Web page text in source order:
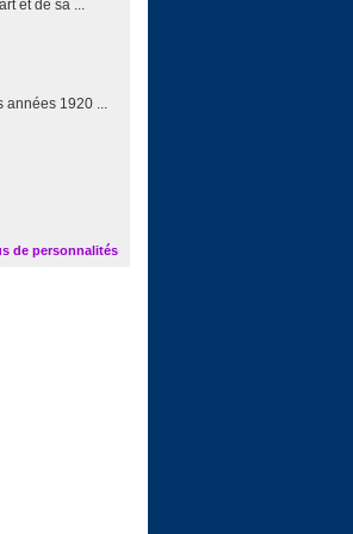
et de sa ...
années 1920 ...
de personnalités